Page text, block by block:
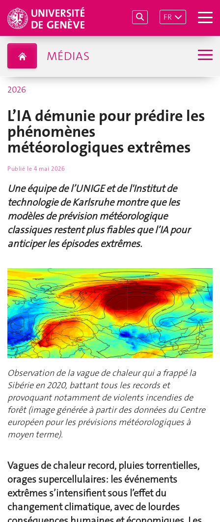
FR
MÉDIAS
2026
L’IA démunie pour prédire les
phénomènes
météorologiques extrêmes
Publié le 4 mai 2026
Une équipe de l’UNIGE et de l'Institut de
technologie de Karlsruhe montre que les
modèles de prévision météorologique
classiques restent plus fiables que l’IA pour
anticiper les épisodes extrêmes.
Observation de la vague de chaleur qui a frappé la
Sibérie en 2020, battant tous les records et
provoquant notamment de violents incendies de
forêt (image générée à partir des données du Centre
européen pour les prévisions météorologiques à
moyen terme).
Vagues de chaleur record, pluies torrentielles,
orages supercellulaires: les événements
extrêmes s’intensifient sous l’effet du
changement climatique, avec de lourdes